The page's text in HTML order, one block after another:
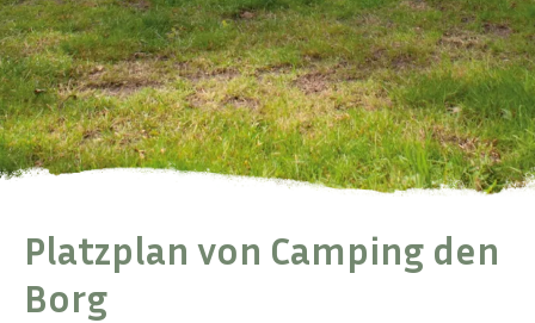
Platzplan von Camping den
Borg